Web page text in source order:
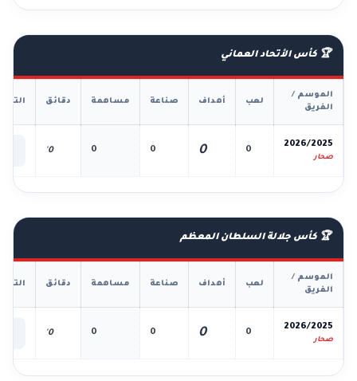
🏆 كأس الأتحاد العماني
الموسم /
الفريق
لعب أهداف صناعة مساهمة دقائق
2026/2025
صحار
0
0
0
0
0'
🏆 كأس جلالة السلطان المعظم
الموسم /
الفريق
لعب أهداف صناعة مساهمة دقائق
2026/2025
صحار
0
0
0
0
0'